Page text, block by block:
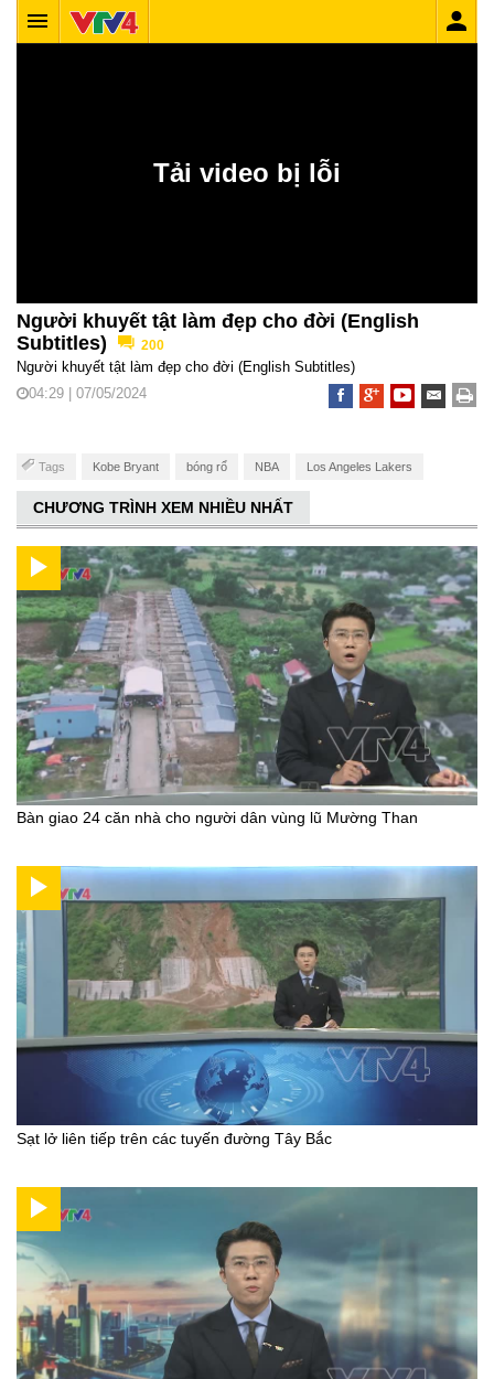
Người khuyết tật làm đẹp cho đời (English
Subtitles)
200
Người khuyết tật làm đẹp cho đời (English Subtitles)
04:29 | 07/05/2024
Tags Kobe Bryant bóng rổ NBA Los Angeles Lakers
CHƯƠNG TRÌNH XEM NHIỀU NHẤT
Bàn giao 24 căn nhà cho người dân vùng lũ Mường Than
Sạt lở liên tiếp trên các tuyến đường Tây Bắc